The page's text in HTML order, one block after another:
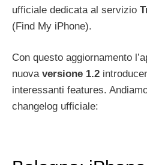
ufficiale dedicata al servizio
(Find My iPhone).
Con questo aggiornamento
nuova versione 1.2
interessanti features.
changelog ufficiale: